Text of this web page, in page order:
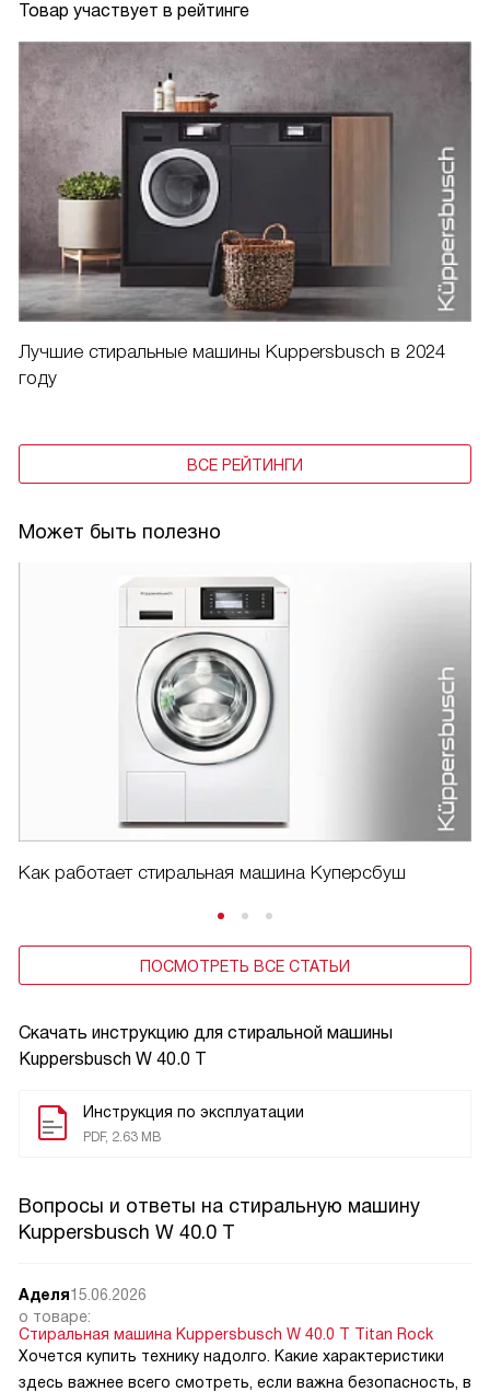
Скачать инструкцию для стиральной машины
Kuppersbusch W 40.0 T
Инструкция по эксплуатации
PDF, 2.63 MB
Товар участвует в рейтинге
Лучшие стиральные машины Kuppersbusch в 2024
году
ВСЕ РЕЙТИНГИ
Может быть полезно
Как работает стиральная машина Куперсбуш
ПОСМОТРЕТЬ ВСЕ СТАТЬИ
Вопросы и ответы на стиральную машину
Kuppersbusch W 40.0 T
Аделя15.06.2026
о товаре:
Стиральная машина Kuppersbusch W 40.0 T Titan Rock
Хочется купить технику надолго. Какие характеристики
здесь важнее всего смотреть, если важна безопасность, в